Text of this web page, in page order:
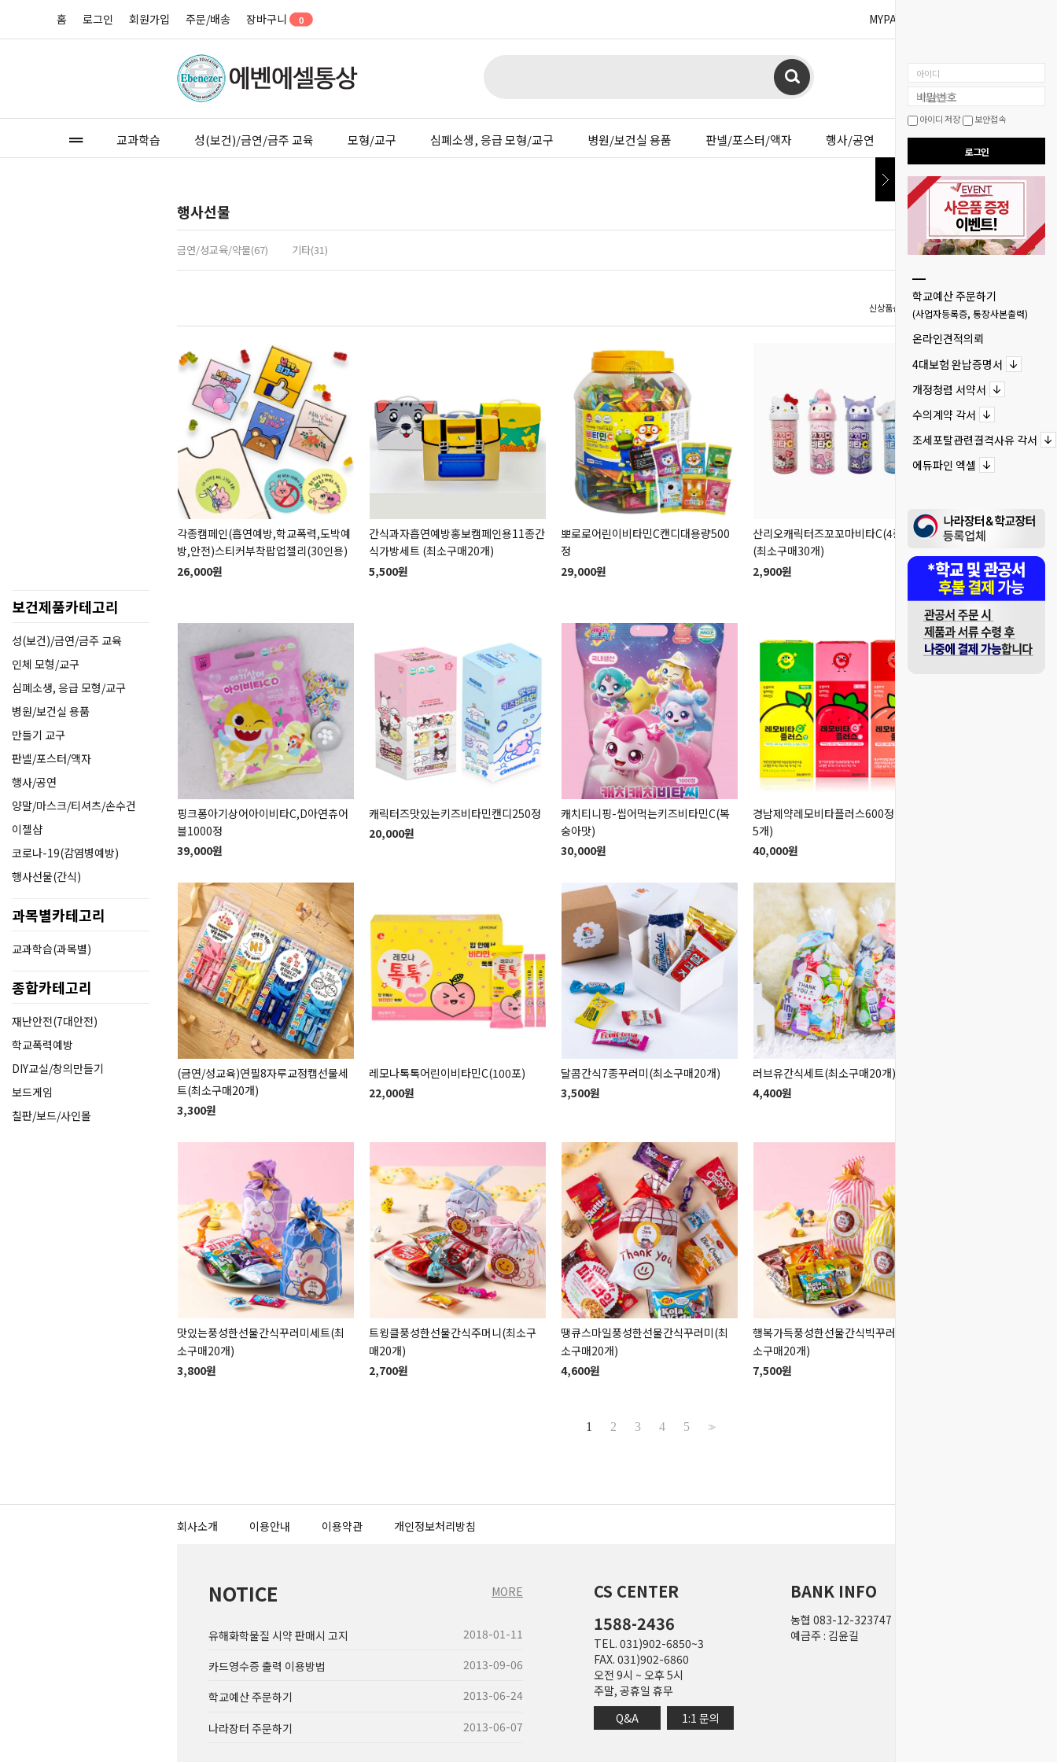
홈 로그인 회원가입 주문/배송 장바구니 0 MYPAGE
교과학습 성(보건)/금연/금주 교육 모형/교구 심폐소생, 응급 모형/교구 병원/보건실 용품 판넬/포스터/액자 행사/공연 이젤샵
보건제품카테고리
성(보건)/금연/금주 교육
인체 모형/교구
심폐소생, 응급 모형/교구
병원/보건실 용품
만들기 교구
판넬/포스터/액자
행사/공연
양말/마스크/티셔츠/손수건
이젤샵
코로나-19(감염병예방)
행사선물(간식)
과목별카테고리
교과학습(과목별)
종합카테고리
재난안전(7대안전)
학교폭력예방
DIY교실/창의만들기
보드게임
칠판/보드/사인몰
아이디
비밀번호
아이디 저장
보안접속
로그인
학교예산 주문하기
(사업자등록증, 통장사본출력)
온라인견적의뢰
4대보험 완납증명서
개정청렴 서약서
수의계약 각서
조세포탈관련결격사유 각서
에듀파인 엑셀
행사선물
금연/성교육/약물(67) 기타(31)
신상품순 인기상품순 낮은가격순
각종캠페인(흡연예방,학교폭력,도박예
방,안전)스티커부착팝업젤리(30인용)
26,000원
간식과자흡연예방홍보캠페인용11종간
식가방세트 (최소구매20개)
5,500원
뽀로로어린이비타민C캔디대용량500
정
29,000원
산리오캐릭터즈꼬꼬마비타C(4종랜덤)
(최소구매30개)
2,900원
(금연/성교육)구디백양
(필요문구제작)(옵션)(
7,500원
핑크퐁아기상어아이비타C,D아연츄어
블1000정
39,000원
캐릭터즈맛있는키즈비타민캔디250정
20,000원
캐치티니핑-씹어먹는키즈비타민C(복
숭아맛)
30,000원
경남제약레모비타플러스600정(120정
5개)
40,000원
(금연/성교육)연필8자루교정캡선물세
트(최소구매20개)
3,300원
레모나톡톡어린이비타민C(100포)
22,000원
달콤간식7종꾸러미(최소구매20개)
3,500원
러브유간식세트(최소구매20개)
4,400원
맛있는풍성한선물간식꾸러미세트(최
소구매20개)
3,800원
트윙클풍성한선물간식주머니(최소구
매20개)
2,700원
땡큐스마일풍성한선물간식꾸러미(최
소구매20개)
4,600원
행복가득풍성한선물간식빅꾸러미(최
소구매20개)
7,500원
1 2 3 4 5 >>
회사소개 이용안내 이용약관 개인정보처리방침
NOTICE MORE
유해화학물질 시약 판매시 고지 2018-01-11
카드영수증 출력 이용방법 2013-09-06
학교예산 주문하기 2013-06-24
나라장터 주문하기 2013-06-07
CS CENTER
1588-2436
TEL. 031)902-6850~3
FAX. 031)902-6860
오전 9시 ~ 오후 5시
주말, 공휴일 휴무
Q&A
1:1 문의
BANK INFO
농협 083-12-323747
예금주 : 김윤길